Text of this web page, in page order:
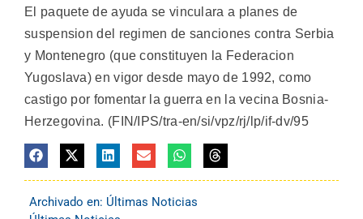
El paquete de ayuda se vinculara a planes de
suspension del regimen de sanciones contra Serbia
y Montenegro (que constituyen la Federacion
Yugoslava) en vigor desde mayo de 1992, como
castigo por fomentar la guerra en la vecina Bosnia-
Herzegovina. (FIN/IPS/tra-en/si/vpz/rj/lp/if-dv/95
Archivado en: Últimas Noticias